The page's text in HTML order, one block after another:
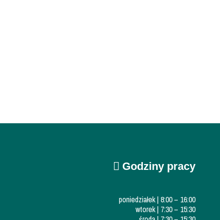
Godziny pracy
poniedziałek | 8:00 – 16:00
wtorek | 7:30 – 15:30